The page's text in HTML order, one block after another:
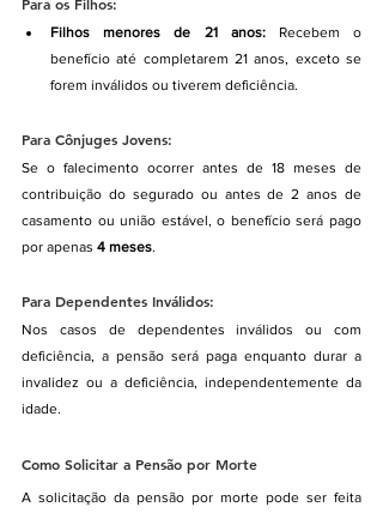
Filhos menores de 21 anos: Recebem o
benefício até completarem 21 anos, exceto se
forem inválidos ou tiverem deficiência.
Para Cônjuges Jovens:
Se o falecimento ocorrer antes de 18 meses de
contribuição do segurado ou antes de 2 anos de
casamento ou união estável, o benefício será pago
por apenas 4 meses
Para Dependentes Inválidos:
Nos casos de dependentes inválidos ou com
deficiência, a pensão será paga enquanto durar a
invalidez ou a deficiência, independentemente da
idade.
Como Solicitar a Pensão por Morte
A solicitação da pensão por morte pode ser feita